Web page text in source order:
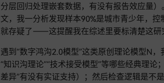
分层回归处理嵌套数据，有没有报告效应量
文，我一分析发现样本90%是城市青少年，
就存疑了——这提醒我在综述里要标清楚这研
遇到“数字鸿沟2.0模型”这类原创理论模型N
“知识沟理论”“技术接受模型”等哪些经典理
差异”有没有实证支持）；然后检查逻辑是不